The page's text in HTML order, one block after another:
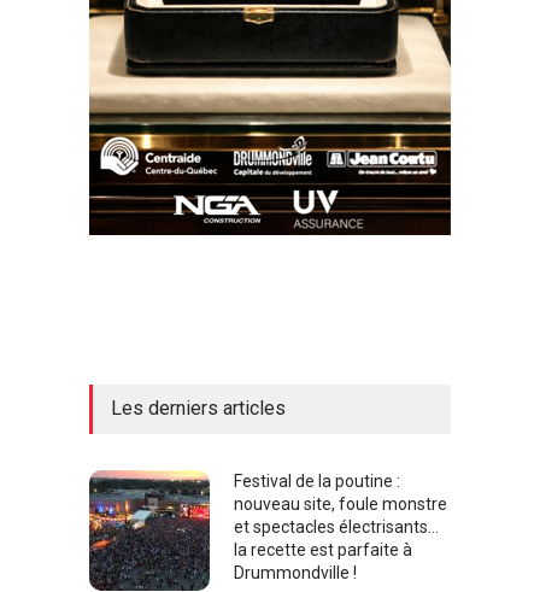
Les derniers articles
Festival de la poutine :
nouveau site, foule monstre
et spectacles électrisants…
la recette est parfaite à
Drummondville !